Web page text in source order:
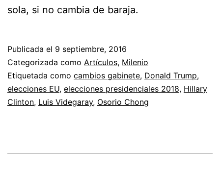
sola, si no cambia de baraja.
Publicada el 9 septiembre, 2016
Categorizada como Artículos, Milenio
Etiquetada como cambios gabinete, Donald Trump,
elecciones EU, elecciones presidenciales 2018, Hillary
Clinton, Luis Videgaray, Osorio Chong